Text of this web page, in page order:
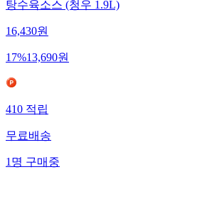
탕수육소스 (청우 1.9L)
16,430원
17%13,690원
410적립
무료배송
1명구매중